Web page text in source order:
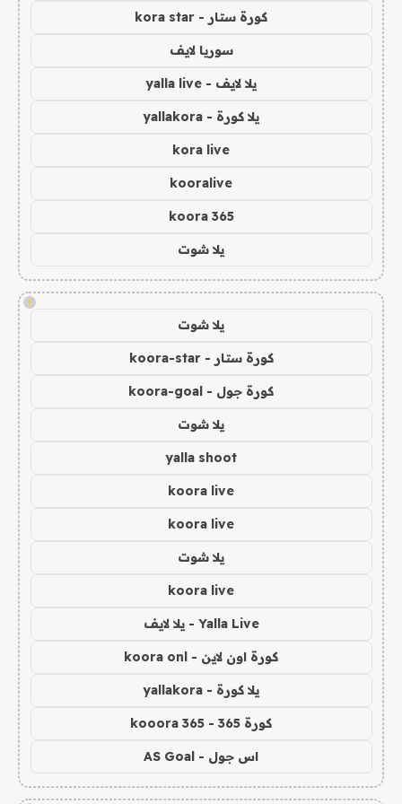
كورة ستار - kora star
سوريا لايف
يلا لايف - yalla live
يلا كورة - yallakora
kora live
kooralive
koora 365
يلا شوت
!
يلا شوت
كورة ستار - koora-star
كورة جول - koora-goal
يلا شوت
yalla shoot
koora live
koora live
يلا شوت
koora live
Yalla Live - يلا لايف
كورة اون لاين - koora onl
يلا كورة - yallakora
كورة 365 - kooora 365
اس جول - AS Goal